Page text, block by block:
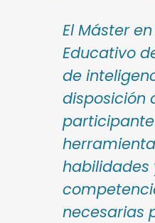
El Máster
Educativo
de
disposición
habilidades
necesarias